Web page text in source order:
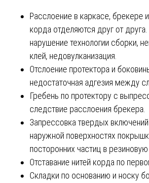
Расслоение в каркасе, брекере
корда отделяются друг от
нарушение технологии сборки,
клей, недовулканизация.
Отслоение протектора и
недостаточная адгезия между
Гребень по протектору с
следствие расслоения брекера.
Запрессовка твердых
наружной поверхностях
посторонних частиц в
Отставание нитей корда по
Складки по основанию и носку